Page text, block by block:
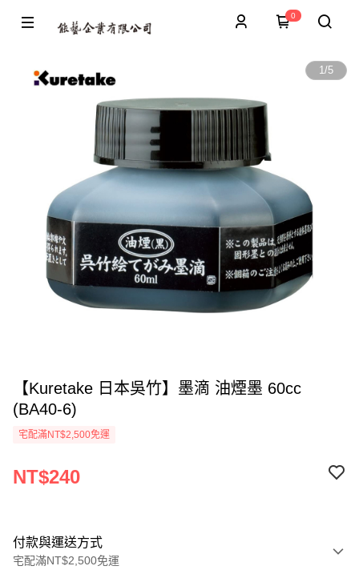
0
1/5
【Kuretake 日本吳竹】墨滴 油煙墨 60cc
(BA40-6)
宅配滿NT$2,500免運
NT$240
付款與運送方式
宅配滿NT$2,500免運